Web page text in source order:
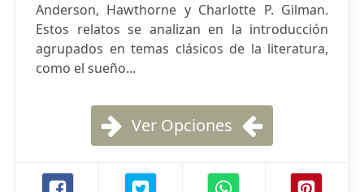
Anderson, Hawthorne y Charlotte P. Gilman.
Estos relatos se analizan en la introducción
agrupados en temas clásicos de la literatura,
como el sueño...
Ver Opciones